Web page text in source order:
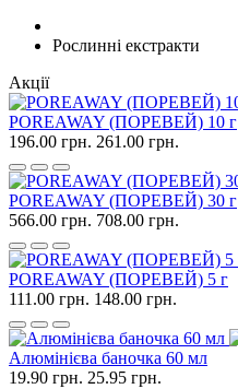
Рослинні екстракти
Акції
POREAWAY (ПОРЕВЕЙ) 10 г
196.00 грн. 261.00 грн.
POREAWAY (ПОРЕВЕЙ) 30 г
566.00 грн. 708.00 грн.
POREAWAY (ПОРЕВЕЙ) 5 г
111.00 грн. 148.00 грн.
Алюмінієва баночка 60 мл
19.90 грн. 25.95 грн.